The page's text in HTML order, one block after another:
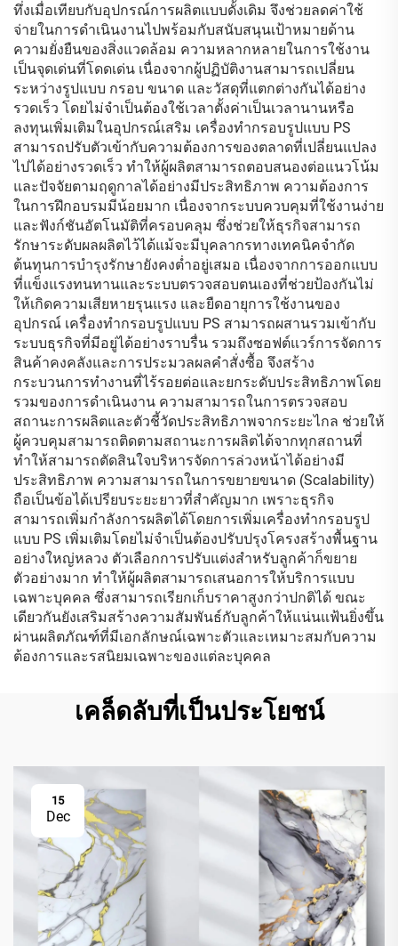
ทึ่งเมื่อเทียบกับอุปกรณ์การผลิตแบบดั้งเดิม จึงช่วยลดค่าใช้
จ่ายในการดำเนินงานไปพร้อมกับสนับสนุนเป้าหมายด้าน
ความยั่งยืนของสิ่งแวดล้อม ความหลากหลายในการใช้งาน
เป็นจุดเด่นที่โดดเด่น เนื่องจากผู้ปฏิบัติงานสามารถเปลี่ยน
ระหว่างรูปแบบ กรอบ ขนาด และวัสดุที่แตกต่างกันได้อย่าง
รวดเร็ว โดยไม่จำเป็นต้องใช้เวลาตั้งค่าเป็นเวลานานหรือ
ลงทุนเพิ่มเติมในอุปกรณ์เสริม เครื่องทำกรอบรูปแบบ PS
สามารถปรับตัวเข้ากับความต้องการของตลาดที่เปลี่ยนแปลง
ไปได้อย่างรวดเร็ว ทำให้ผู้ผลิตสามารถตอบสนองต่อแนวโน้ม
และปัจจัยตามฤดูกาลได้อย่างมีประสิทธิภาพ ความต้องการ
ในการฝึกอบรมมีน้อยมาก เนื่องจากระบบควบคุมที่ใช้งานง่าย
และฟังก์ชันอัตโนมัติที่ครอบคลุม ซึ่งช่วยให้ธุรกิจสามารถ
รักษาระดับผลผลิตไว้ได้แม้จะมีบุคลากรทางเทคนิคจำกัด
ต้นทุนการบำรุงรักษายังคงต่ำอยู่เสมอ เนื่องจากการออกแบบ
ที่แข็งแรงทนทานและระบบตรวจสอบตนเองที่ช่วยป้องกันไม่
ให้เกิดความเสียหายรุนแรง และยืดอายุการใช้งานของ
อุปกรณ์ เครื่องทำกรอบรูปแบบ PS สามารถผสานรวมเข้ากับ
ระบบธุรกิจที่มีอยู่ได้อย่างราบรื่น รวมถึงซอฟต์แวร์การจัดการ
สินค้าคงคลังและการประมวลผลคำสั่งซื้อ จึงสร้าง
กระบวนการทำงานที่ไร้รอยต่อและยกระดับประสิทธิภาพโดย
รวมของการดำเนินงาน ความสามารถในการตรวจสอบ
สถานะการผลิตและตัวชี้วัดประสิทธิภาพจากระยะไกล ช่วยให้
ผู้ควบคุมสามารถติดตามสถานะการผลิตได้จากทุกสถานที่
ทำให้สามารถตัดสินใจบริหารจัดการล่วงหน้าได้อย่างมี
ประสิทธิภาพ ความสามารถในการขยายขนาด (Scalability)
ถือเป็นข้อได้เปรียบระยะยาวที่สำคัญมาก เพราะธุรกิจ
สามารถเพิ่มกำลังการผลิตได้โดยการเพิ่มเครื่องทำกรอบรูป
แบบ PS เพิ่มเติมโดยไม่จำเป็นต้องปรับปรุงโครงสร้างพื้นฐาน
อย่างใหญ่หลวง ตัวเลือกการปรับแต่งสำหรับลูกค้าก็ขยาย
ตัวอย่างมาก ทำให้ผู้ผลิตสามารถเสนอการให้บริการแบบ
เฉพาะบุคคล ซึ่งสามารถเรียกเก็บราคาสูงกว่าปกติได้ ขณะ
เดียวกันยังเสริมสร้างความสัมพันธ์กับลูกค้าให้แน่นแฟ้นยิ่งขึ้น
ผ่านผลิตภัณฑ์ที่มีเอกลักษณ์เฉพาะตัวและเหมาะสมกับความ
ต้องการและรสนิยมเฉพาะของแต่ละบุคคล
เคล็ดลับที่เป็นประโยชน์
15
Dec